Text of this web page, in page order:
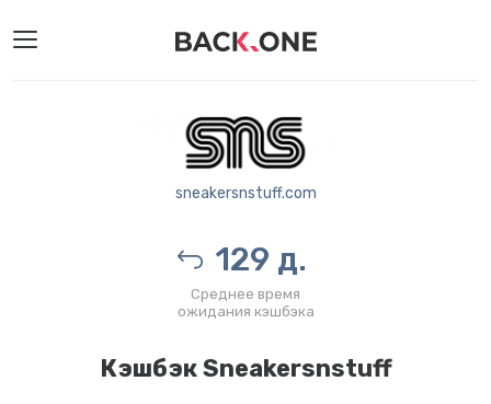
sneakersnstuff.com
129 д.
Среднее время
ожидания кэшбэка
Кэшбэк Sneakersnstuff